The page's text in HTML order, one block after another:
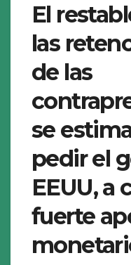
El
las
de las
se
pedir el
EEUU, a
fuerte